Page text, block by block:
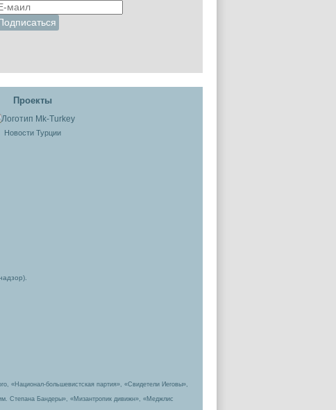
Проекты
Новости Турции
«Национал-большевистская партия», «Свидетели Иеговы»,
Степана Бандеры», «Мизантропик дивижн», «Меджлис